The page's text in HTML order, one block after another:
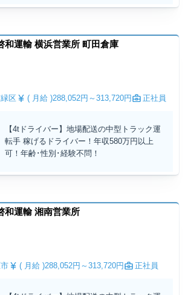
和運輸 横浜営業所 町田倉庫
区 ( 月給 )288,052円～ 313,720円 正社員
【4tドライバー】地場配送の中型トラック運
転手 稼げるドライバー！年収580万円以上
可！年齢･性別･経験不問！
和運輸 湘南営業所
( 月給 )288,052円～ 313,720円 正社員